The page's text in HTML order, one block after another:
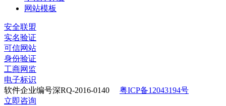
网站模板
安全联盟
实名验证
可信网站
身份验证
工商网监
电子标识
软件企业编号深RQ-2016-0140
粤ICP备12043194号
立即咨询